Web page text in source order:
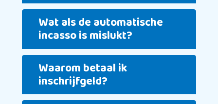
Wat als de automatische
incasso is mislukt?
Waarom betaal ik
inschrijfgeld?